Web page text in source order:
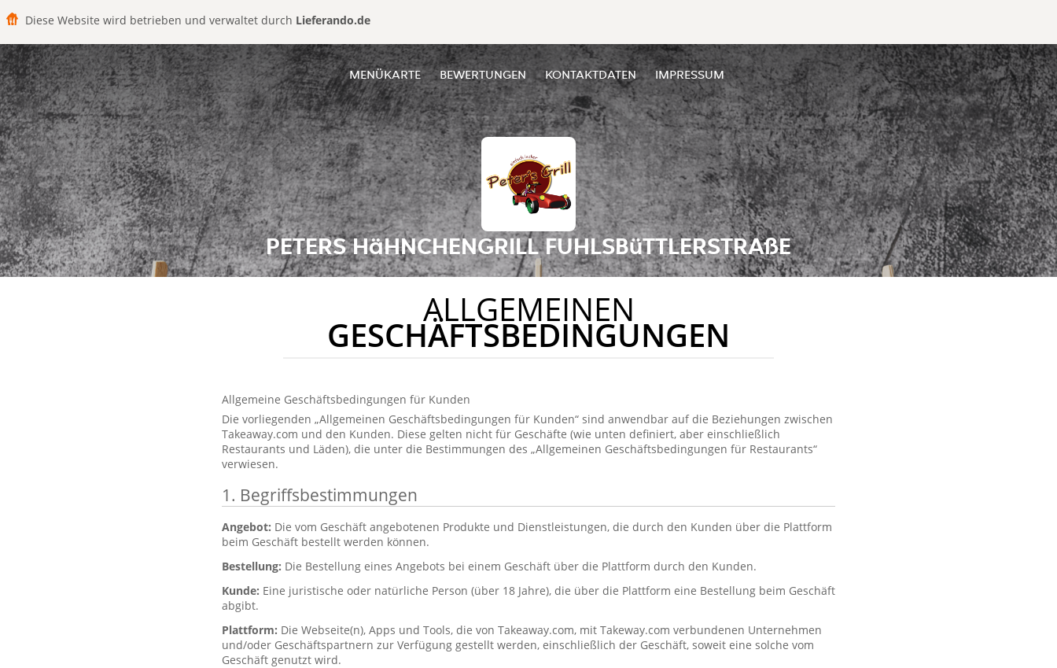
Diese Website wird betrieben und verwaltet durch Lieferando.de
MENÜKARTE BEWERTUNGEN KONTAKTDATEN IMPRESSUM
PETERS HäHNCHENGRILL FUHLSBüTTLERSTRAßE
ALLGEMEINEN
GESCHÄFTSBEDINGUNGEN
Allgemeine Geschäftsbedingungen für Kunden
Die vorliegenden „Allgemeinen Geschäftsbedingungen für Kunden“ sind anwendbar auf die Beziehungen zwischen
Takeaway.com und den Kunden. Diese gelten nicht für Geschäfte (wie unten definiert, aber einschließlich
Restaurants und Läden), die unter die Bestimmungen des „Allgemeinen Geschäftsbedingungen für Restaurants“
verwiesen.
1. Begriffsbestimmungen
Angebot: Die vom Geschäft angebotenen Produkte und Dienstleistungen, die durch den Kunden über die Plattform
beim Geschäft bestellt werden können.
Bestellung: Die Bestellung eines Angebots bei einem Geschäft über die Plattform durch den Kunden.
Kunde: Eine juristische oder natürliche Person (über 18 Jahre), die über die Plattform eine Bestellung beim Geschäft
abgibt.
Plattform: Die Webseite(n), Apps und Tools, die von Takeaway.com, mit Takeway.com verbundenen Unternehmen
und/oder Geschäftspartnern zur Verfügung gestellt werden, einschließlich der Geschäft, soweit eine solche vom
Geschäft genutzt wird.